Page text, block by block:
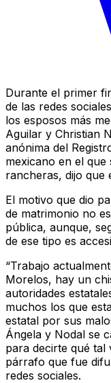
Durante el primer
de las redes
los esposos más
Aguilar y Christian
anónima del
mexicano en el
rancheras, dijo que
El motivo que dio
de matrimonio no
pública, aunque,
de ese tipo es
“Trabajo
Morelos, hay un
autoridades
muchos los que
estatal por sus
Ángela y Nodal se
para decirte qué tal
párrafo que fue
redes sociales.